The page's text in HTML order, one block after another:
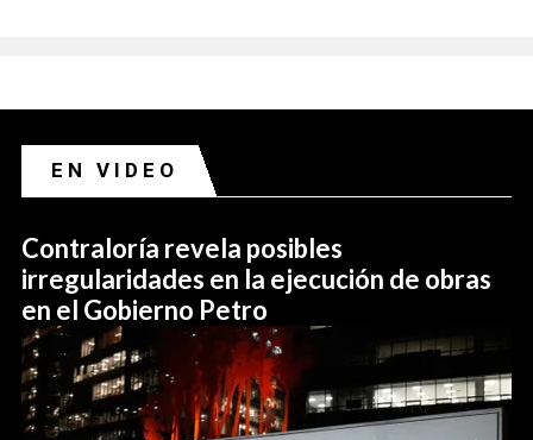
EN VIDEO
Contraloría revela posibles
irregularidades en la ejecución de obras
en el Gobierno Petro